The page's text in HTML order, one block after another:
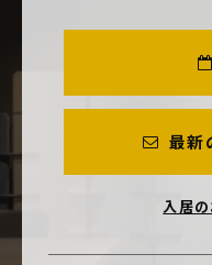
最新
入居の